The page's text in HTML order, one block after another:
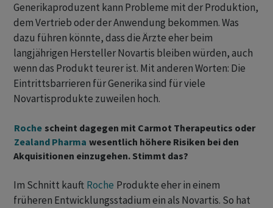
Generikaproduzent kann Probleme mit der Produktion,
dem Vertrieb oder der Anwendung bekommen. Was
dazu führen könnte, dass die Ärzte eher beim
langjährigen Hersteller Novartis bleiben würden, auch
wenn das Produkt teurer ist. Mit anderen Worten: Die
Eintrittsbarrieren für Generika sind für viele
Novartisprodukte zuweilen hoch.
Roche scheint dagegen mit Carmot Therapeutics oder
Zealand Pharma wesentlich höhere Risiken bei den
Akquisitionen einzugehen. Stimmt das?
Im Schnitt kauft Roche Produkte eher in einem
früheren Entwicklungsstadium ein als Novartis. So hat